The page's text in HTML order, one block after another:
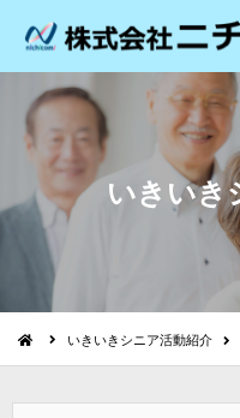
いきいき
いきいきシニア活動紹介